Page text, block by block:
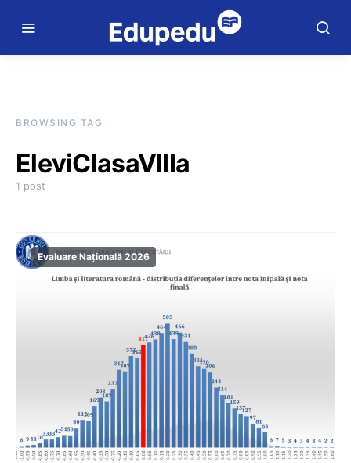
BROWSING TAG
EleviClasaVIIIa
1 post
Evaluare Națională 2026